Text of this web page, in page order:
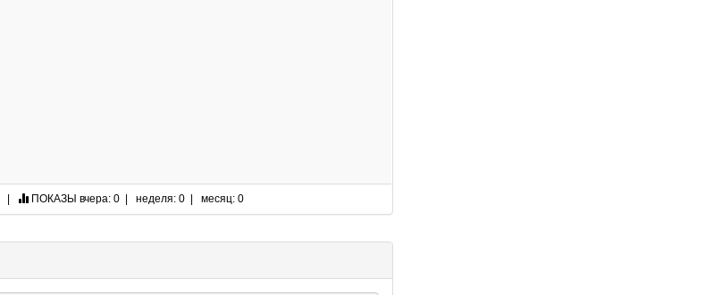
ПОКАЗЫ вчера: 0 | неделя: 0 | месяц: 0